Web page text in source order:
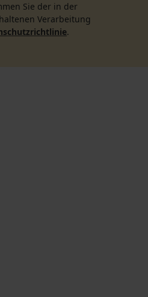
Sie der in der
Verarbeitung
.